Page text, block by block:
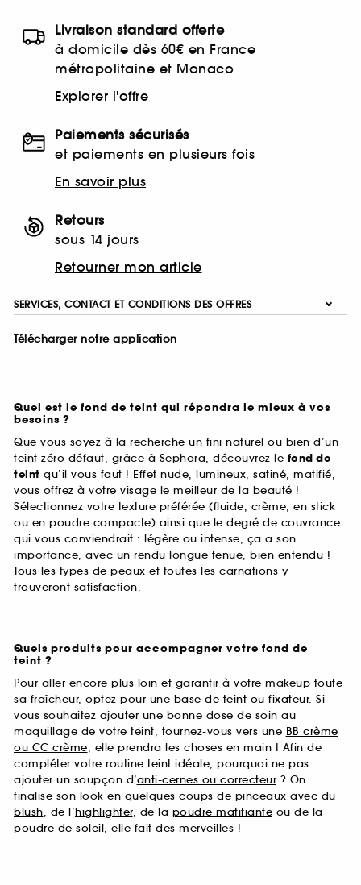
Livraison standard offerte
à domicile dès 60€ en France
métropolitaine et Monaco
Explorer l'offre
Paiements sécurisés
et paiements en plusieurs fois
En savoir plus
Retours
sous 14 jours
Retourner mon article
SERVICES, CONTACT ET CONDITIONS DES OFFRES
Télécharger notre application
Quel est le fond de teint qui répondra le mieux à vos
besoins ?
Que vous soyez à la recherche un fini naturel ou bien d’un
teint zéro défaut, grâce à Sephora, découvrez le fond de
teint qu’il vous faut ! Effet nude, lumineux, satiné, matifié,
vous offrez à votre visage le meilleur de la beauté !
Sélectionnez votre texture préférée (fluide, crème, en stick
ou en poudre compacte) ainsi que le degré de couvrance
qui vous conviendrait : légère ou intense, ça a son
importance, avec un rendu longue tenue, bien entendu !
Tous les types de peaux et toutes les carnations y
trouveront satisfaction.
Quels produits pour accompagner votre fond de
teint ?
Pour aller encore plus loin et garantir à votre makeup toute
sa fraîcheur, optez pour une base de teint ou fixateur. Si
vous souhaitez ajouter une bonne dose de soin au
maquillage de votre teint, tournez-vous vers une BB crème
ou CC crème, elle prendra les choses en main ! Afin de
compléter votre routine teint idéale, pourquoi ne pas
ajouter un soupçon d’anti-cernes ou correcteur ? On
finalise son look en quelques coups de pinceaux avec du
blush, de l’highlighter, de la poudre matifiante ou de la
poudre de soleil, elle fait des merveilles !